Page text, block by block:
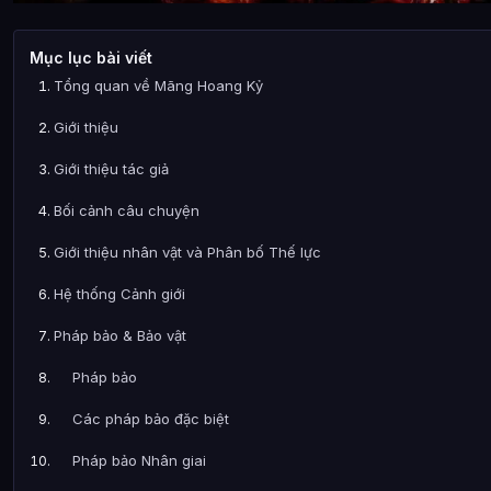
Mục lục bài viết
Tổng quan về Mãng Hoang Kỷ
Giới thiệu
Giới thiệu tác giả
Bối cảnh câu chuyện
Giới thiệu nhân vật và Phân bố Thế lực
Hệ thống Cảnh giới
Pháp bảo & Bảo vật
Pháp bảo
Các pháp bảo đặc biệt
Pháp bảo Nhân giai